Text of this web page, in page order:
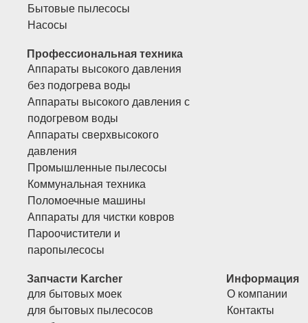
Бытовые пылесосы
Насосы
Профессиональная техника
Аппараты высокого давления
без подогрева воды
Аппараты высокого давления с
подогревом воды
Аппараты сверхвысокого
давления
Промышленные пылесосы
Коммунальная техника
Поломоечные машины
Аппараты для чистки ковров
Пароочистители и
паропылесосы
Запчасти Karcher
для бытовых моек
для бытовых пылесосов
Информация
О компании
Контакты